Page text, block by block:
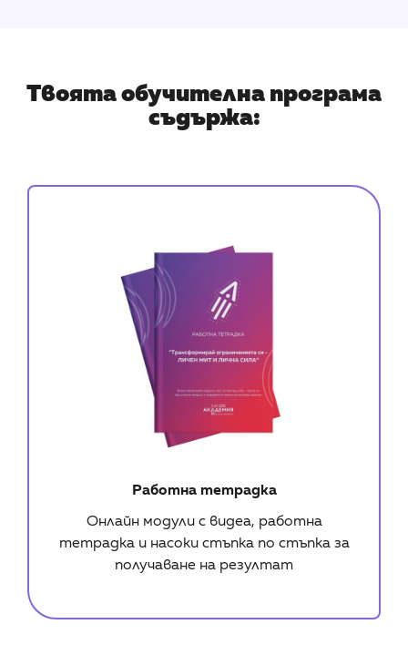
Твоята обучителна програма
съдържа:
Работна тетрадка
Онлайн модули с видеа, работна
тетрадка и насоки стъпка по стъпка за
получаване на резултат